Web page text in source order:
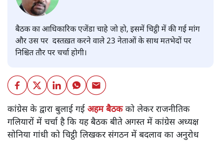
बैठक का आधिकारिक एजेंडा चाहे जो हो, इसमें चिट्ठी में की गई मांग
और उस पर दस्तख़त करने वाले 23 नेताओं के साथ मतभेदों पर
निश्चित तौर पर चर्चा होगी।
कांग्रेस के द्वारा बुलाई गई अहम बैठकको लेकर राजनीतिक
गलियारों में चर्चा है कि यह बैठक बीते अगस्त में कांग्रेस अध्यक्ष
सोनिया गांधी को चिट्ठी लिखकर संगठन में बदलाव का अनुरोध